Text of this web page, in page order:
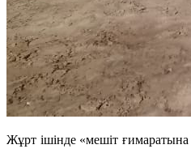
Жұрт ішінде «мешіт ғимаратына